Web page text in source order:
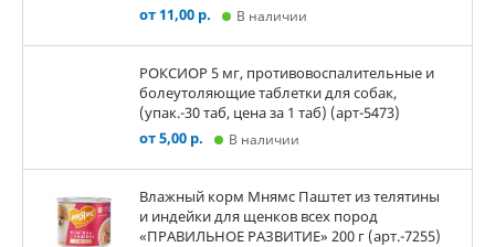
от 11,00 р.
В наличии
РОКСИОР 5 мг, противовоспалительные и
болеутоляющие таблетки для собак,
(упак.-30 таб, цена за 1 таб) (арт-5473)
от 5,00 р.
В наличии
Влажный корм Мнямс Паштет из телятины
и индейки для щенков всех пород
«ПРАВИЛЬНОЕ РАЗВИТИЕ» 200 г (арт.-7255)